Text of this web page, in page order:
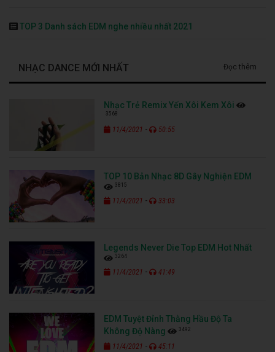
TOP 3 Danh sách EDM nghe nhiều nhất 2021
NHẠC DANCE MỚI NHẤT Đọc thêm
Nhạc Trẻ Remix Yến Xôi Kem Xôi
3568
11/4/2021 - 50:55
TOP 10 Bản Nhạc 8D Gây Nghiện EDM
3815
11/4/2021 - 33:03
Legends Never Die Top EDM Hot Nhất
3264
11/4/2021 - 41:49
EDM Tuyệt Đỉnh Thằng Hầu Độ Ta
Không Độ Nàng
3492
11/4/2021 - 45:11